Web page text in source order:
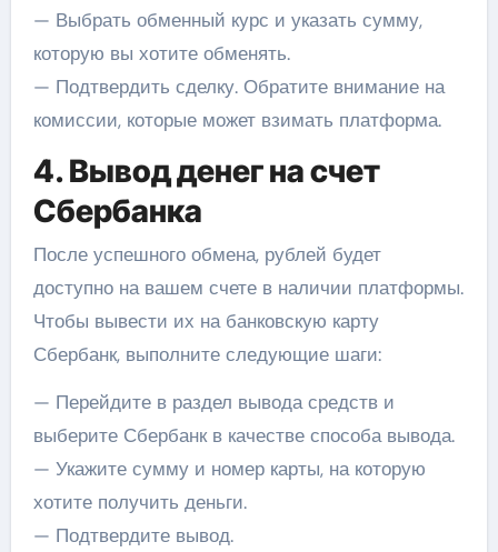
— Выбрать обменный курс и указать сумму,
которую вы хотите обменять.
— Подтвердить сделку. Обратите внимание на
комиссии, которые может взимать платформа.
4. Вывод денег на счет
Сбербанка
После успешного обмена, рублей будет
доступно на вашем счете в наличии платформы.
Чтобы вывести их на банковскую карту
Сбербанк, выполните следующие шаги:
— Перейдите в раздел вывода средств и
выберите Сбербанк в качестве способа вывода.
— Укажите сумму и номер карты, на которую
хотите получить деньги.
— Подтвердите вывод.